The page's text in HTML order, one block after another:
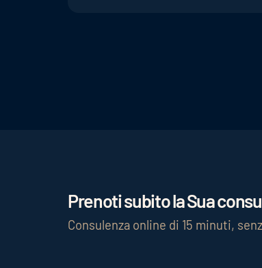
Prenoti subito la Sua
Consulenza online di 15 minuti,